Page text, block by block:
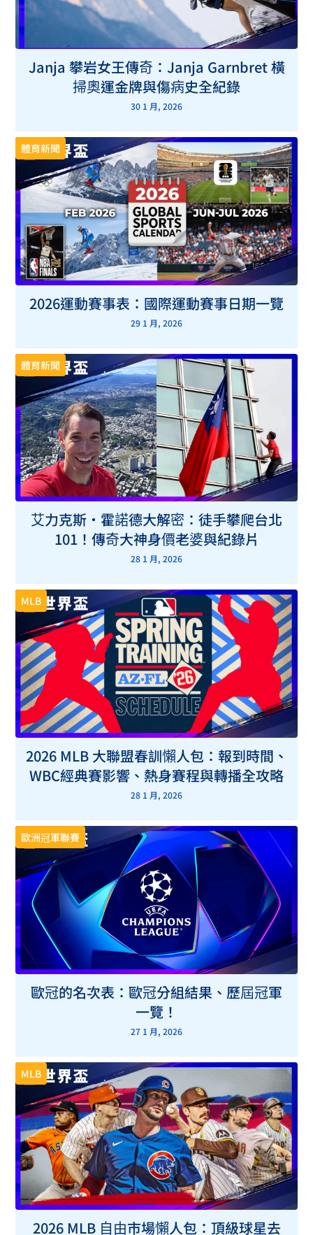
Janja 攀岩女王傳奇：Janja Garnbret 橫
掃奧運金牌與傷病史全紀錄
30 1 月, 2026
體育新聞
2026運動賽事表：國際運動賽事日期一覽
29 1 月, 2026
體育新聞
艾力克斯・霍諾德大解密：徒手攀爬台北
101！傳奇大神身價老婆與紀錄片
28 1 月, 2026
MLB
2026 MLB 大聯盟春訓懶人包：報到時間、
WBC經典賽影響、熱身賽程與轉播全攻略
28 1 月, 2026
歐洲冠軍聯賽
歐冠的名次表：歐冠分組結果、歷屆冠軍
一覽！
27 1 月, 2026
MLB
2026 MLB 自由市場懶人包：頂級球星去